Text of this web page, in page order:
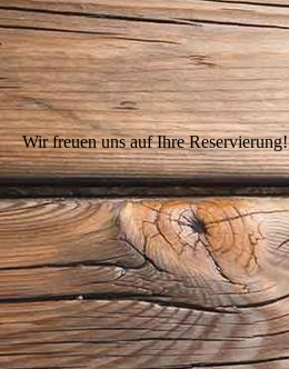
Wir freuen uns auf Ihre Reservierung!